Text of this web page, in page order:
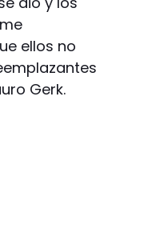
ellos no
Gerk.